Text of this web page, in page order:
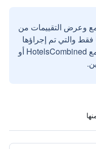
وعرض التقييمات من
والتي تم إجراؤها
بواسطة مستخدمين حقيقيين مع HotelsCombined أو